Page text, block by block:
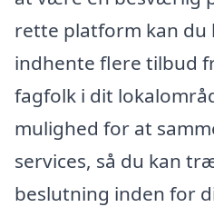
rette platform kan
indhente flere tilbud
fagfolk i dit
mulighed for at
services, så du kan
beslutning inden for